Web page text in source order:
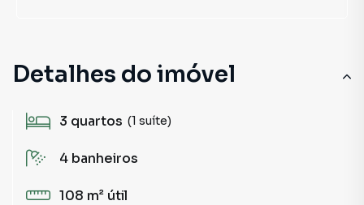
Detalhes do imóvel
3 quartos (1 suíte)
4 banheiros
108 m² útil